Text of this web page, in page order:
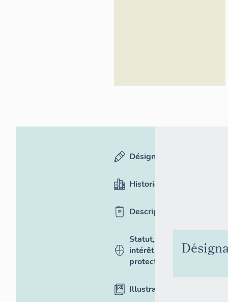
Désignation
Historique
Description
Statut,
intérêt et
protection
Illustrations